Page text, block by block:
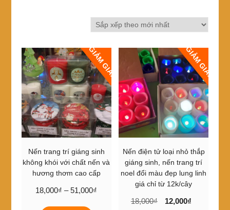
theo
mới
GIẢM GIÁ!
Nến trang trí giáng sinh
không khói với chất nến và
hương thơm cao cấp
18,000₫ – 51,000₫
GIẢM GIÁ!
Nến điện tử loại nhỏ thắp
giáng sinh, nến trang trí
noel đổi màu đẹp lung linh
giá chỉ từ 12k/cây
18,000₫
Giá
12,000₫